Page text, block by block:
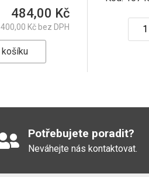
484,00 Kč
400,00 Kč bez DPH
Potřebujete poradit?
Neváhejte nás kontaktovat.